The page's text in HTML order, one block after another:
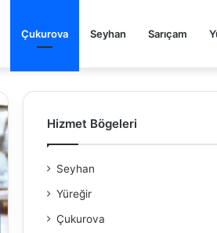
Çukurova Seyhan Sarıçam
Hizmet Bögeleri
Seyhan
Yüreğir
Çukurova